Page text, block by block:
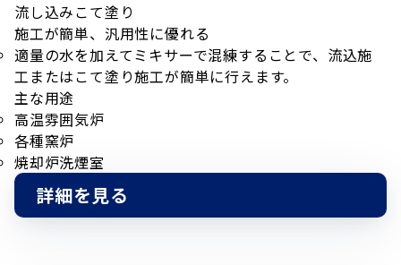
流し込みこて塗り
施工が簡単、汎用性に優れる
適量の水を加えてミキサーで混練することで、流込施
工またはこて塗り施工が簡単に行えます。
主な用途
高温雰囲気炉
各種窯炉
焼却炉洗煙室
詳細を見る